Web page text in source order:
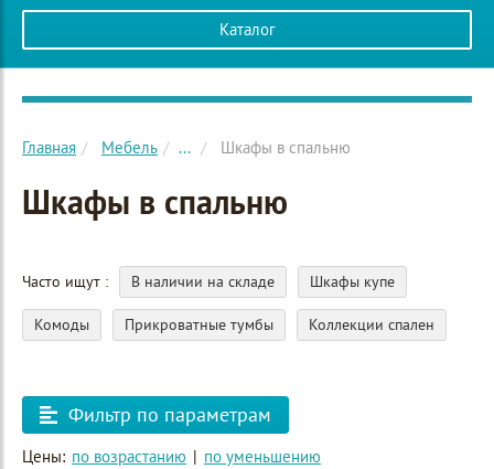
Каталог
Главное меню сайта
Главная Мебель ... Шкафы в спальню
Шкафы в спальню
Часто ищут В наличии на складе Шкафы купе
Комоды Прикроватные тумбы Коллекции спален
Фильтр по параметрам
Цены: по возрастанию | по уменьшению